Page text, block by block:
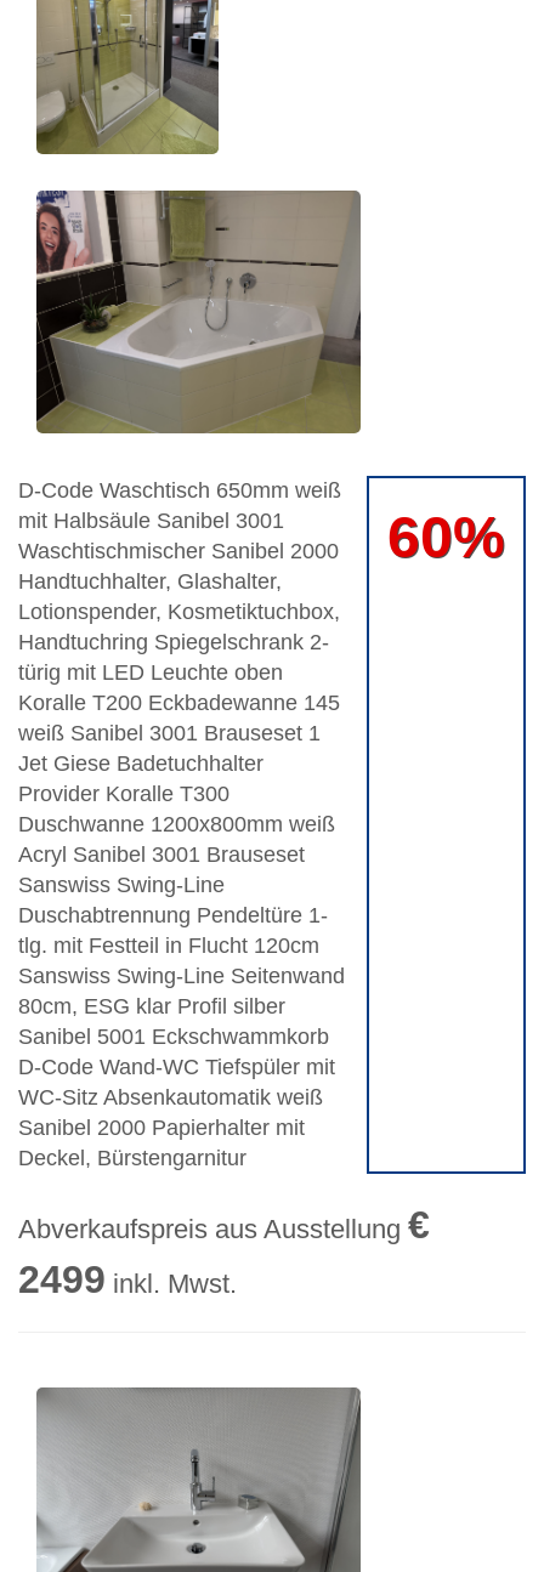
D-Code Waschtisch 650mm weiß
mit Halbsäule Sanibel 3001
Waschtischmischer Sanibel 2000
Handtuchhalter, Glashalter,
Lotionspender, Kosmetiktuchbox,
Handtuchring Spiegelschrank 2-
türig mit LED Leuchte oben
Koralle T200 Eckbadewanne 145
weiß Sanibel 3001 Brauseset 1
Jet Giese Badetuchhalter
Provider Koralle T300
Duschwanne 1200x800mm weiß
Acryl Sanibel 3001 Brauseset
Sanswiss Swing-Line
Duschabtrennung Pendeltüre 1-
tlg. mit Festteil in Flucht 120cm
Sanswiss Swing-Line Seitenwand
80cm, ESG klar Profil silber
Sanibel 5001 Eckschwammkorb
D-Code Wand-WC Tiefspüler mit
WC-Sitz Absenkautomatik weiß
Sanibel 2000 Papierhalter mit
Deckel, Bürstengarnitur
60%
Abverkaufspreis aus Ausstellung €
2499 inkl. Mwst.